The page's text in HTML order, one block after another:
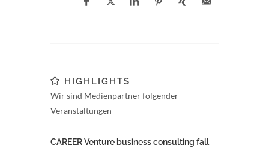
HIGHLIGHTS
Wir sind Medienpartner folgender
Veranstaltungen
CAREER Venture business consulting fall